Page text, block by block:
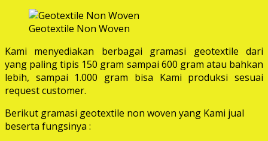
Geotextile Non Woven
Kami menyediakan berbagai gramasi geotextile dari
yang paling tipis 150 gram sampai 600 gram atau bahkan
lebih, sampai 1.000 gram bisa Kami produksi sesuai
request customer.
Berikut gramasi geotextile non woven yang Kami jual
beserta fungsinya :